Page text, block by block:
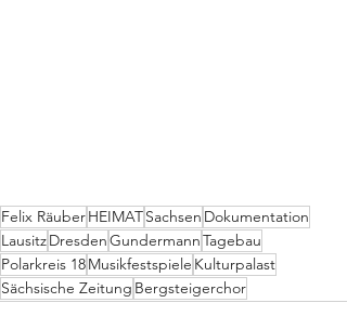
Felix RäuberHEIMATSachsen Dokumentation
LausitzDresdenGundermannTagebau
Polarkreis 18Musikfestspiele Kulturpalast
Sächsische Zeitung Bergsteigerchor